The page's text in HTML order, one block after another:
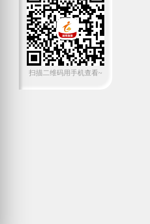
扫描二维码用手机查看~